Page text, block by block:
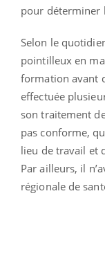
pour déterminer
Selon le
pointilleux en
formation avant
effectuée
son traitement
pas conforme,
lieu de travail et
Par ailleurs, il
régionale de